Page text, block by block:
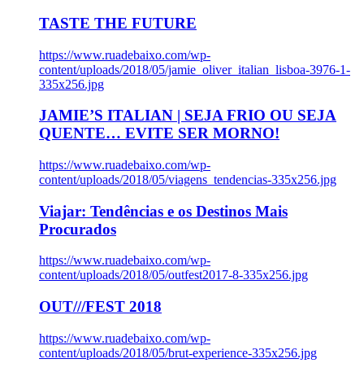
TASTE THE FUTURE
https://www.ruadebaixo.com/wp-
content/uploads/2018/05/jamie_oliver_italian_lisboa-3976-1-
335x256.jpg
JAMIE’S ITALIAN | SEJA FRIO OU SEJA
QUENTE… EVITE SER MORNO!
https://www.ruadebaixo.com/wp-
content/uploads/2018/05/viagens_tendencias-335x256.jpg
Viajar: Tendências e os Destinos Mais
Procurados
https://www.ruadebaixo.com/wp-
content/uploads/2018/05/outfest2017-8-335x256.jpg
OUT///FEST 2018
https://www.ruadebaixo.com/wp-
content/uploads/2018/05/brut-experience-335x256.jpg